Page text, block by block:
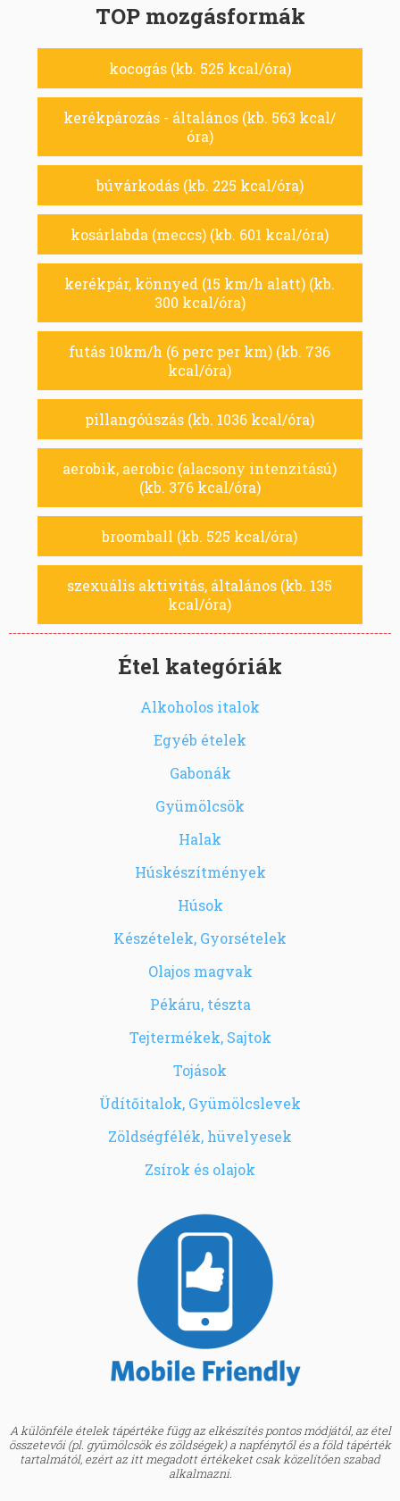
TOP mozgásformák
kocogás (kb. 525 kcal/óra)
kerékpározás - általános (kb. 563 kcal/
óra)
búvárkodás (kb. 225 kcal/óra)
kosárlabda (meccs) (kb. 601 kcal/óra)
kerékpár, könnyed (15 km/h alatt) (kb.
300 kcal/óra)
futás 10km/h (6 perc per km) (kb. 736
kcal/óra)
pillangóúszás (kb. 1036 kcal/óra)
aerobik, aerobic (alacsony intenzitású)
(kb. 376 kcal/óra)
broomball (kb. 525 kcal/óra)
szexuális aktivitás, általános (kb. 135
kcal/óra)
Étel kategóriák
Alkoholos italok
Egyéb ételek
Gabonák
Gyümölcsök
Halak
Húskészítmények
Húsok
Készételek, Gyorsételek
Olajos magvak
Pékáru, tészta
Tejtermékek, Sajtok
Tojások
Üdítőitalok, Gyümölcslevek
Zöldségfélék, hüvelyesek
Zsírok és olajok
A különféle ételek tápértéke függ az elkészítés pontos módjától, az étel
összetevői (pl. gyümölcsök és zöldségek) a napfénytől és a föld tápérték
tartalmától, ezért az itt megadott értékeket csak közelítően szabad
alkalmazni.